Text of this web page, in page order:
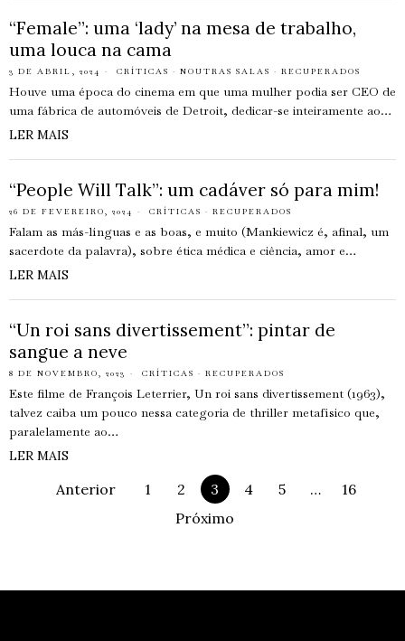
“Female”: uma ‘lady’ na mesa de trabalho,
uma louca na cama
3 DE ABRIL, 2024 CRÍTICAS · NOUTRAS SALAS · RECUPERADOS
Houve uma época do cinema em que uma mulher podia ser CEO de
uma fábrica de automóveis de Detroit, dedicar-se inteiramente ao…
LER MAIS
“People Will Talk”: um cadáver só para mim!
26 DE FEVEREIRO, 2024 CRÍTICAS · RECUPERADOS
Falam as más-línguas e as boas, e muito (Mankiewicz é, afinal, um
sacerdote da palavra), sobre ética médica e ciência, amor e…
LER MAIS
“Un roi sans divertissement”: pintar de
sangue a neve
8 DE NOVEMBRO, 2023 CRÍTICAS · RECUPERADOS
Este filme de François Leterrier, Un roi sans divertissement (1963),
talvez caiba um pouco nessa categoria de thriller metafísico que,
paralelamente ao…
LER MAIS
Anterior 1 2 3 4 5 …
16
Próximo